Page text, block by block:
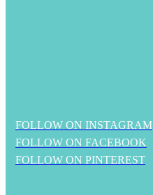
FOLLOW ON INSTAGRAM
FOLLOW ON FACEBOOK
FOLLOW ON PINTEREST